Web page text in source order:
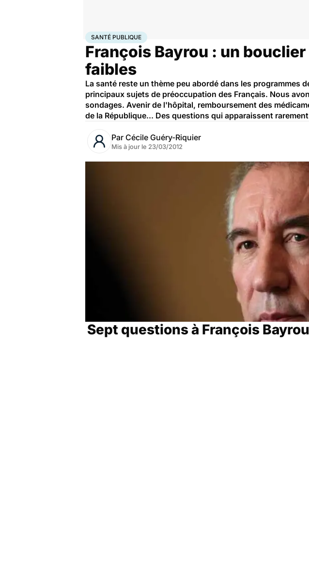
AccueilSantéSociété Santé publique
SANTÉ PUBLIQUE
François Bayrou : un
faibles
La santé reste un thème peu abordé dans les programmes
principaux sujets de préoccupation des Français. Nous
sondages. Avenir de l'hôpital, remboursement des
de la République... Des questions qui apparaissent
Par Cécile Guéry-Riquier
Mis à jour le 23/03/2012
Sept questions à François Bayrou